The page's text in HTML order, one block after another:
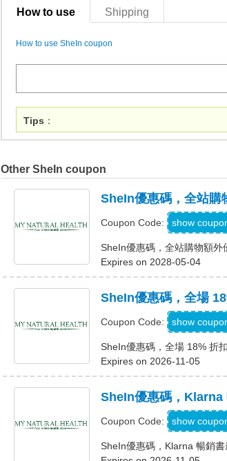
How to use Shipping
How to use SheIn coupon
Tips ：
Other SheIn coupon
SheIn優惠碼，全站購
Coupon Code: show
SheIn優惠碼，全站購物額外
Expires on 2028-05-04
SheIn優惠碼，全場
Coupon Code: show
SheIn優惠碼，全場 18% 折扣
Expires on 2026-11-05
SheIn優惠碼，Klarna
Coupon Code: show
SheIn優惠碼，Klarna 暢銷